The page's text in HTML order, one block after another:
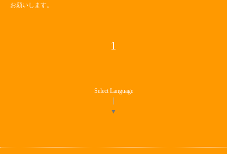
お願いします。
1
Select Language
▼